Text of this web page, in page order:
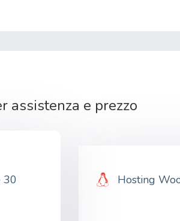
assistenza e prezzo
30 Hosting